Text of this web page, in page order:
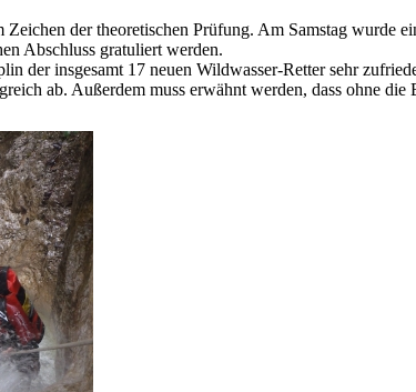
der theoretischen Prüfung. Am Samstag wurde
Abschluss gratuliert werden.
der insgesamt 17 neuen Wildwasser-Retter sehr
ab. Außerdem muss erwähnt werden, dass ohne die